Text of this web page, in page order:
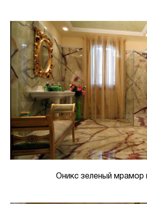
Оникс зеленый мрамор